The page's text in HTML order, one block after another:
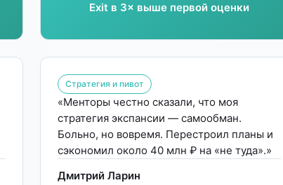
Exit в 3× выше первой оценки
Стратегия и пивот
«Менторы честно сказали, что моя
стратегия экспансии — самообман.
Больно, но вовремя. Перестроил планы и
сэкономил около 40 млн ₽ на «не туда».»
Дмитрий Ларин